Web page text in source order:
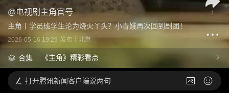
@电视剧主角官号
主角丨学员班学生沦为烧火丫头？小青娥再次回到剧团！
2026-05-16 19:29 发布于北京
合集 《主角》精彩看点
1
打开腾讯新闻客户端说两句